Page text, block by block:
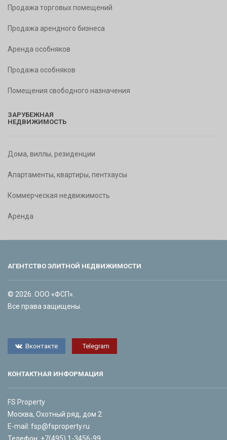
Продажа торговых помещений
Продажа арендного бизнеса
Аренда особняков
Продажа особняков
Помещения свободного назначения
ЗАРУБЕЖНАЯ
НЕДВИЖИМОСТЬ
Дома, виллы, резиденции
Апартаменты, квартиры, пентхаусы
Коммерческая недвижимость
Аренда
АГЕНТСТВО ЭЛИТНОЙ НЕДВИЖИМОСТИ
© 2026. ООО «ФСП».
Все права защищены.
Вконтакте Telegram
КОНТАКТНАЯ ИНФОРМАЦИЯ
FS Property
Москва, Охотный ряд, дом 2
E-mail: fsp@fsproperty.ru